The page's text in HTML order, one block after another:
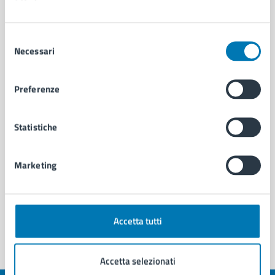
delNecessari
Preferenze
Statistiche
Marketing
Accetta tutti
Accetta selezionati
U.O. Attività Tecniche - Municipalità 1
Sottoservizi